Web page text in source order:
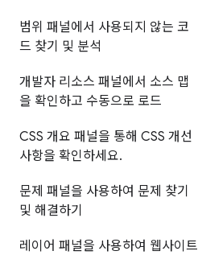
범위 패널에서 사용되지 않는 코
드 찾기 및 분석
개발자 리소스 패널에서 소스 맵
을 확인하고 수동으로 로드
CSS 개요 패널을 통해 CSS 개선
사항을 확인하세요.
문제 패널을 사용하여 문제 찾기
및 해결하기
레이어 패널을 사용하여 웹사이트